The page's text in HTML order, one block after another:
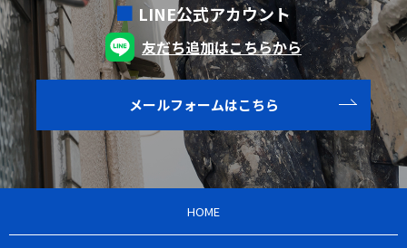
LINE公式アカウント
友だち追加はこちらから
メールフォームはこちら
HOME